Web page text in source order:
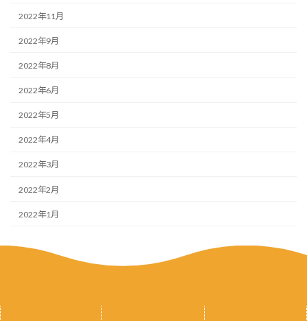
2022年11月
2022年9月
2022年8月
2022年6月
2022年5月
2022年4月
2022年3月
2022年2月
2022年1月